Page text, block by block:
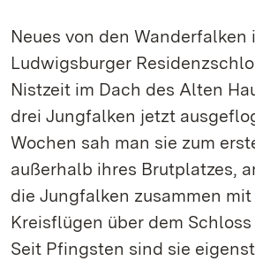
Neues von den Wanderfalken
Ludwigsburger
Nistzeit im Dach des Alten
drei Jungfalken jetzt
Wochen sah man sie zum
außerhalb ihres Brutplatzes,
die Jungfalken zusammen
Kreisflügen über dem
Seit Pfingsten sind sie